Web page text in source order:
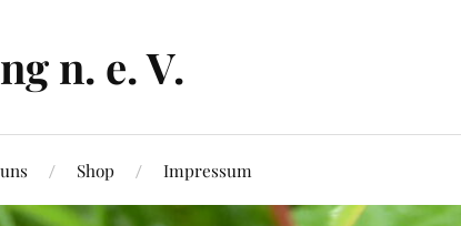
n. e. V.
Shop Impressum